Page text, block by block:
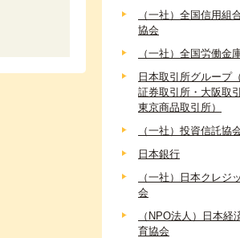
（一社）全国信用組
協会
（一社）全国労働金
日本取引所グループ
証券取引所・大阪取
東京商品取引所）
（一社）投資信託協
日本銀行
（一社）日本クレジ
会
（NPO法人）日本経
育協会